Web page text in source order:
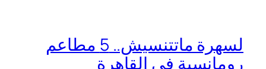
لسهرة ماتتنسيش.. 5 مطاعم
رومانسية في القاهرة